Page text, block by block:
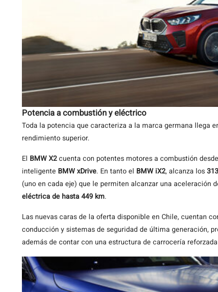
Potencia a combustión y eléctrico
Toda la potencia que caracteriza a la marca germana llega
rendimiento superior.
El BMW X2cuenta con potentes motores a combustión
inteligente BMW xDrive. En tanto el BMW iX2, alcanza los
(uno en cada eje) que le permiten alcanzar una aceleración
eléctrica de hasta 449 km.
Las nuevas caras de la oferta disponible en Chile, cuentan
conducción y sistemas de seguridad de última generación,
además de contar con una estructura de carrocería